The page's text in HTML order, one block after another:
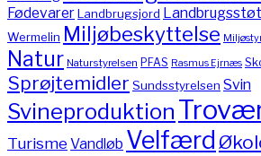
FødevarerLandbrugsjord
Wermelin Miljøbeskyttelse
Natur Naturstyrelsen PFAS Rasmus Ejrnæs
Sprøjtemidler Sundsstyrelsen Svin
Svineproduktion
TurismeVandløb Velfærd